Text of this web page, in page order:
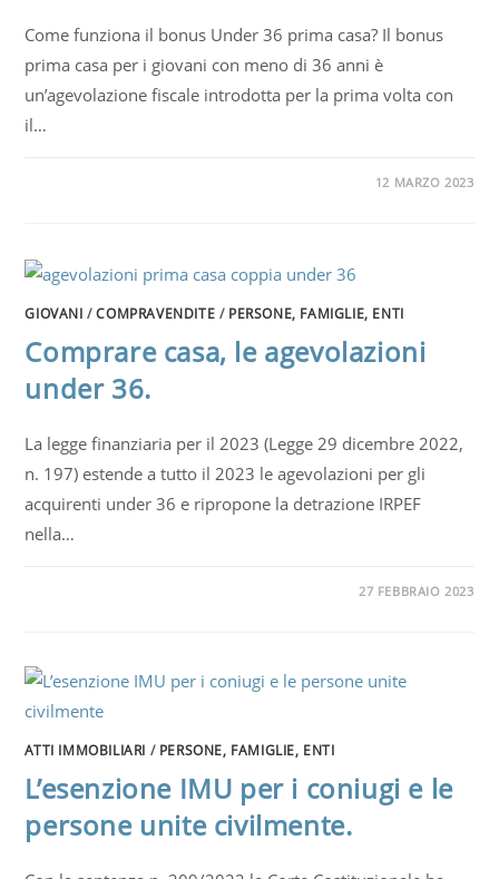
Come funziona il bonus Under 36 prima casa? Il bonus
prima casa per i giovani con meno di 36 anni è
un’agevolazione fiscale introdotta per la prima volta con
il…
12 MARZO 2023
GIOVANI /COMPRAVENDITE / PERSONE, FAMIGLIE, ENTI
Comprare casa, le agevolazioni
under 36.
La legge finanziaria per il 2023 (Legge 29 dicembre 2022,
n. 197) estende a tutto il 2023 le agevolazioni per gli
acquirenti under 36 e ripropone la detrazione IRPEF
nella…
27 FEBBRAIO 2023
ATTI IMMOBILIARI / PERSONE, FAMIGLIE, ENTI
L’esenzione IMU per i coniugi e le
persone unite civilmente.